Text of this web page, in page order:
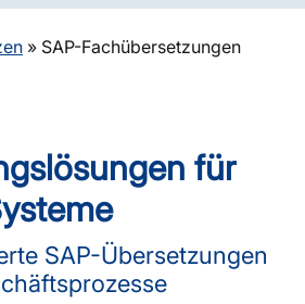
» SAP-Fachübersetzungen
für
SAP-Übersetzungen